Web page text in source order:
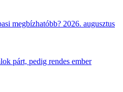
megbízhatóbb? 2026. augusztus
párt, pedig rendes ember